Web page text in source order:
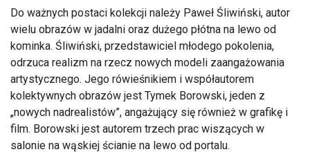
Do ważnych postaci kolekcji należy Paweł Śliwiński, autor
wielu obrazów w jadalni oraz dużego płótna na lewo od
kominka. Śliwiński, przedstawiciel młodego pokolenia,
odrzuca realizm na rzecz nowych modeli zaangażowania
artystycznego. Jego rówieśnikiem i współautorem
kolektywnych obrazów jest Tymek Borowski, jeden z
„nowych nadrealistów”, angażujący się również w grafikę i
film. Borowski jest autorem trzech prac wiszących w
salonie na wąskiej ścianie na lewo od portalu.